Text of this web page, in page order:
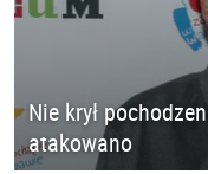
Nie krył
atakowano